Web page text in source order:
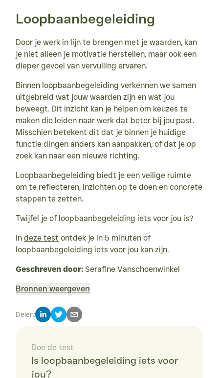
Loopbaanbegeleiding
Door je werk in lijn te brengen met je waarden, kan
je niet alleen je motivatie herstellen, maar ook een
dieper gevoel van vervulling ervaren.
Binnen loopbaanbegeleiding verkennen we samen
uitgebreid wat jouw waarden zijn en wat jou
beweegt. Dit inzicht kan je helpen om keuzes te
maken die leiden naar werk dat beter bij jou past.
Misschien betekent dit dat je binnen je huidige
functie dingen anders kan aanpakken, of dat je op
zoek kan naar een nieuwe richting.
Loopbaanbegeleiding biedt je een veilige ruimte
om te reflecteren, inzichten op te doen en concrete
stappen te zetten.
Twijfel je of loopbaanbegeleiding iets voor jou is?
In deze test ontdek je in 5 minuten of
loopbaanbegeleiding iets voor jou kan zijn.
Geschreven door: Serafine Vanschoenwinkel
Bronnen weergeven
Deci, E. L., & Ryan, R. M. (2000). The “what” and “why” of goal
pursuits: Human needs and the self-determination of
Gagné, M., & Deci, E. L. (2005). Self-determination theory
and work motivation. Journal of Organizational Behavior,
26(4), 331-362.
Delen:
Doe de test
Is loopbaanbegeleiding iets voor
jou?